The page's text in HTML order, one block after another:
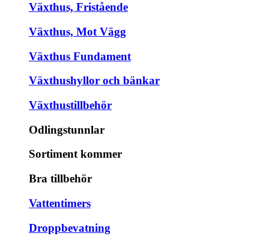
Växthus, Fristående
Växthus, Mot Vägg
Växthus Fundament
Växthushyllor och bänkar
Växthustillbehör
Odlingstunnlar
Sortiment kommer
Bra tillbehör
Vattentimers
Droppbevatning